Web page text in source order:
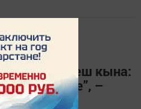
Ислам бик еш кына:
алам инде”, –